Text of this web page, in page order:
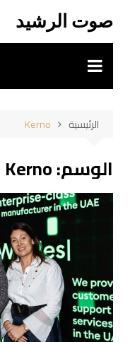
المحتوى
صوت الرشيد
الرئيسية Kerno
الوسم:Kerno